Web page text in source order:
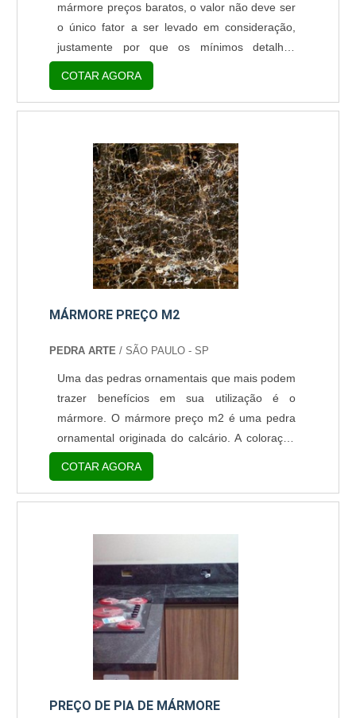
mármore preços baratos, o valor não deve ser
o único fator a ser levado em consideração,
justamente por que os mínimos detalhes
devem ser analisados e pesados na balança,
principalmente no setor de construção civil.
Antes de tudo, a dica mais indicada é realizar
fornecem o produto, tendo em vista que a
qualidade do atendimento é de suma
importância, assim como o produt....
COTAR AGORA
MÁRMORE PREÇO M2
PEDRA ARTE / SÃO PAULO - SP
Uma das pedras ornamentais que mais podem
trazer benefícios em sua utilização é o
mármore. O mármore preço m2 é uma pedra
ornamental originada do calcário. A coloração
do mármore varia de acordo com os minerais
que podem ser encontrados em sua
composição, podendo ser predominantemente
veios escuros, esverdeadas ou ainda
informações sobre o mármore Quando o
assunto é ele....
COTAR AGORA
PREÇO DE PIA DE MÁRMORE